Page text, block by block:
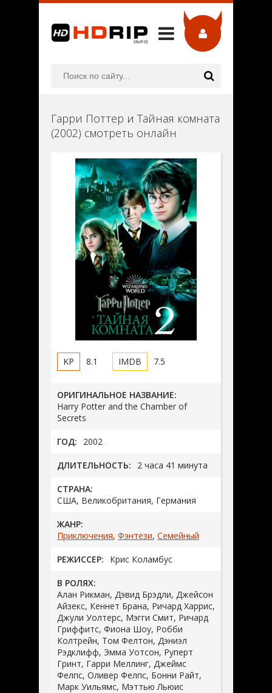
Гарри Поттер и Тайная комната
(2002) смотреть онлайн
8.1 7.5
ОРИГИНАЛЬНОЕ НАЗВАНИЕ:
Harry Potter and the Chamber of
Secrets
ГОД: 2002
ДЛИТЕЛЬНОСТЬ: 2 часа 41 минута
СТРАНА:
США, Великобритания, Германия
ЖАНР:
Приключения, Фэнтези, Семейный
РЕЖИССЕР: Крис Коламбус
В РОЛЯХ:
Алан Рикман, Дэвид Брэдли, Джейсон
Айзекс, Кеннет Брана, Ричард Харрис,
Джули Уолтерс, Мэгги Смит, Ричард
Гриффитс, Фиона Шоу, Робби
Колтрейн, Том Фелтон, Дэниэл
Рэдклифф, Эмма Уотсон, Руперт
Гринт, Гарри Меллинг, Джеймс
Фелпс, Оливер Фелпс, Бонни Райт,
Марк Уильямс, Мэттью Льюис